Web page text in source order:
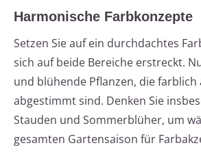
Harmonische Farbkonzepte
Setzen Sie auf ein durchdachtes
sich auf beide Bereiche erstreckt.
und blühende Pflanzen, die
abgestimmt sind. Denken Sie
Stauden und Sommerblüher, um
gesamten Gartensaison für